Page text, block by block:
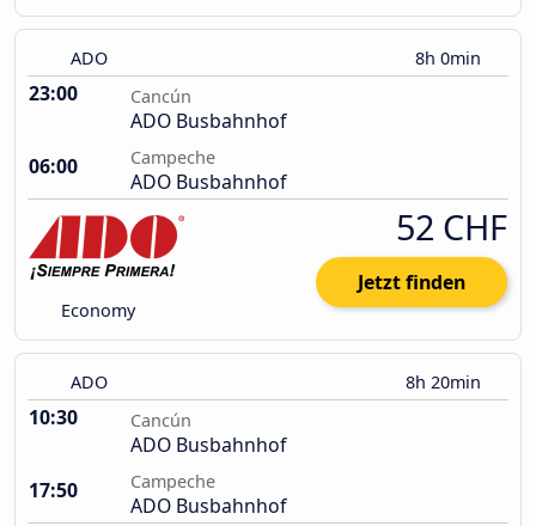
ADO 8h 0min
23:00 Cancún
ADO Busbahnhof
06:00
Campeche
ADO Busbahnhof
Economy
52 CHF
Jetzt finden
ADO 8h 20min
10:30 Cancún
ADO Busbahnhof
17:50
Campeche
ADO Busbahnhof